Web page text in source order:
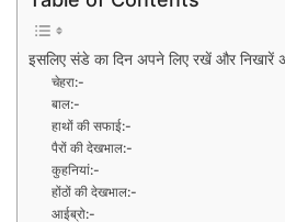
इसलिए संडे का दिन अपने लिए रखें और निखारें
चेहरा:-
बाल:-
हाथों की सफाई:-
पैरों की देखभाल:-
कुहनियां:-
होंठों की देखभाल:-
आईब्रो:-